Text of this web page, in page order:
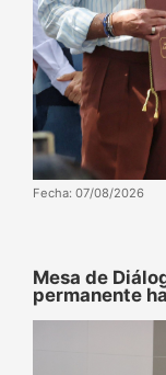
Fecha: 07/08/2026
Mesa de
permanente